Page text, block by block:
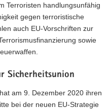
Terroristen handlungsunfähig
gegen terroristische
auch EU-Vorschriften zur
sowie
Sicherheitsunion
am 9. Dezember 2020 ihren
bei der neuen EU-Strategie